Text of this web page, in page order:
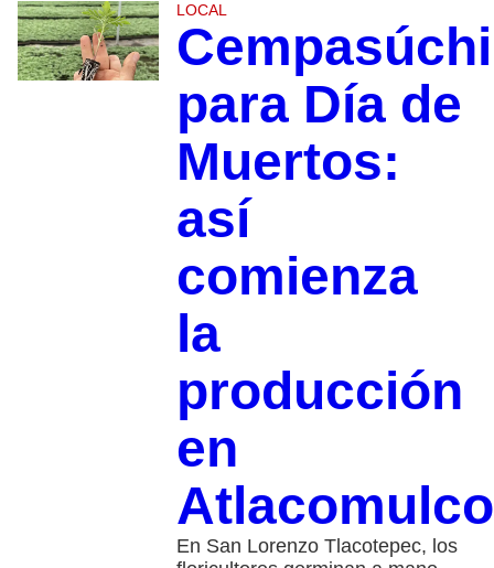
LOCAL
para Día de
Muertos:
así
comienza
la
producción
en
Atlacomulco
En San Lorenzo Tlacotepec, los